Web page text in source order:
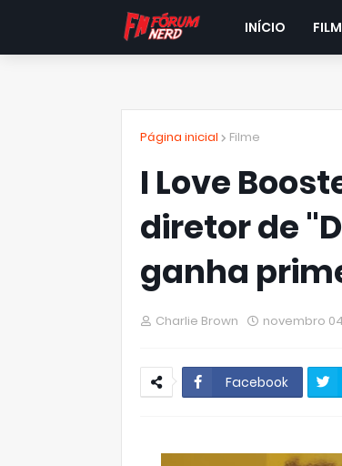
INÍCIO
Página inicial Filme
I Love
diretor de
ganha
Charlie Brown novembro
Facebook